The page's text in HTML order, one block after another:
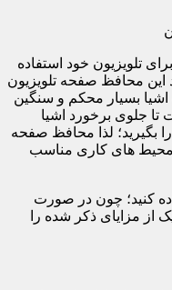
تلویزیون خود استفاده
این محافظ صفحه تلویزیون
بسیار محکم و سنگین
جلوی برخورد اشیا
بگیرید؛ لذا محافظ صفحه
یا محیط های کاری مناسب
کنید؛ چون در صورت
از مزایای ذکر شده را